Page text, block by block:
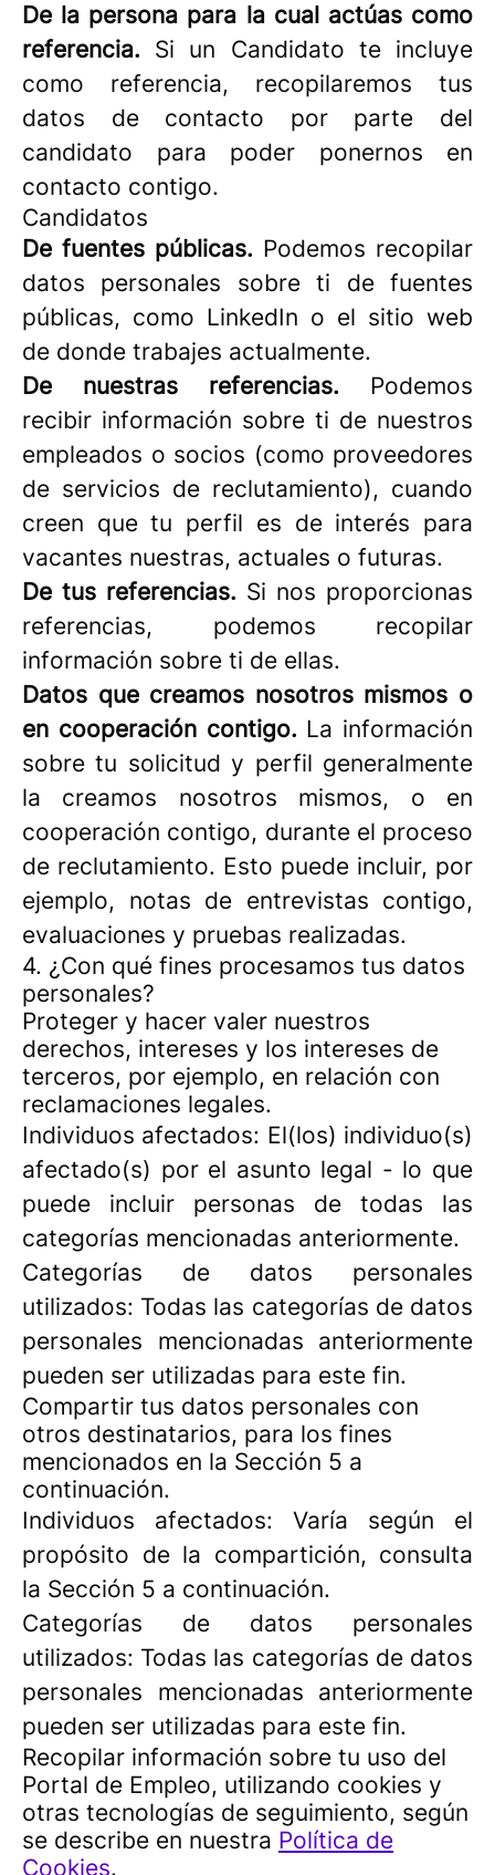
De la persona para la cual actúas como
referencia. Si un Candidato te incluye
como referencia, recopilaremos tus
datos de contacto por parte del
candidato para poder ponernos en
contacto contigo.
Candidatos
De fuentes públicas. Podemos recopilar
datos personales sobre ti de fuentes
públicas, como LinkedIn o el sitio web
de donde trabajes actualmente.
De nuestras referencias. Podemos
recibir información sobre ti de nuestros
empleados o socios (como proveedores
de servicios de reclutamiento), cuando
creen que tu perfil es de interés para
vacantes nuestras, actuales o futuras.
De tus referencias. Si nos proporcionas
referencias, podemos recopilar
información sobre ti de ellas.
Datos que creamos nosotros mismos o
en cooperación contigo. La información
sobre tu solicitud y perfil generalmente
la creamos nosotros mismos, o en
cooperación contigo, durante el proceso
de reclutamiento. Esto puede incluir, por
ejemplo, notas de entrevistas contigo,
evaluaciones y pruebas realizadas.
4. ¿Con qué fines procesamos tus datos
personales?
Proteger y hacer valer nuestros
derechos, intereses y los intereses de
terceros, por ejemplo, en relación con
reclamaciones legales.
Individuos afectados: El(los) individuo(s)
afectado(s) por el asunto legal - lo que
puede incluir personas de todas las
categorías mencionadas anteriormente.
Categorías de datos personales
utilizados: Todas las categorías de datos
personales mencionadas anteriormente
pueden ser utilizadas para este fin.
Compartir tus datos personales con
otros destinatarios, para los fines
mencionados en la Sección 5 a
continuación.
Individuos afectados: Varía según el
propósito de la compartición, consulta
la Sección 5 a continuación.
Categorías de datos personales
utilizados: Todas las categorías de datos
personales mencionadas anteriormente
pueden ser utilizadas para este fin.
Recopilar información sobre tu uso del
Portal de Empleo, utilizando cookies y
otras tecnologías de seguimiento, según
se describe en nuestra Política de
Cookies.